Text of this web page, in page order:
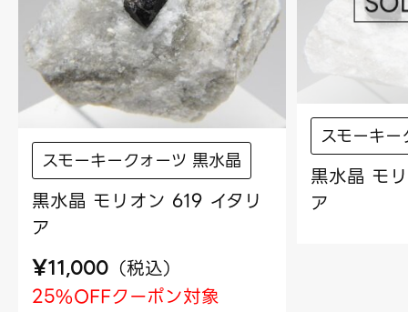
スモーキークォーツ 黒水晶
黒水晶 モリオン 619 イタリ
ア
¥11,000 （税込）
25%OFFクーポン対象
スモーキ
黒水晶 モ
ア